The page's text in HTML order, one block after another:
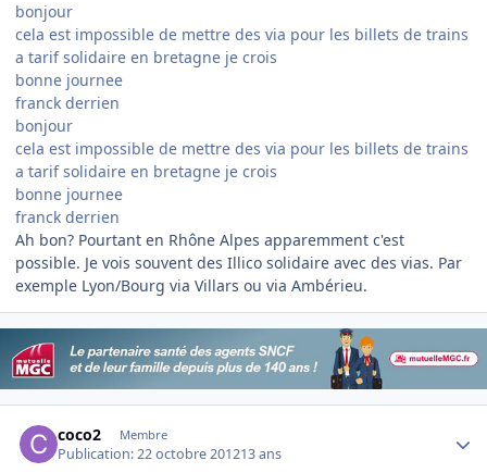
bonjour
cela est impossible de mettre des via pour les billets de trains
a tarif solidaire en bretagne je crois
bonne journee
franck derrien
bonjour
cela est impossible de mettre des via pour les billets de trains
a tarif solidaire en bretagne je crois
bonne journee
franck derrien
Ah bon? Pourtant en Rhône Alpes apparemment c'est
possible. Je vois souvent des Illico solidaire avec des vias. Par
exemple Lyon/Bourg via Villars ou via Ambérieu.
coco2 Membre
Publication:22 octobre 201213 ans